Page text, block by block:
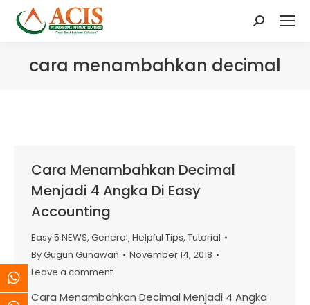
Search:
cara menambahkan decimal
Cara Menambahkan Decimal
Menjadi 4 Angka Di Easy
Accounting
Easy 5 NEWS, General, Helpful Tips, Tutorial
ByGugun Gunawan
November 14, 2018
Leave a comment
Cara Menambahkan Decimal Menjadi 4 Angka